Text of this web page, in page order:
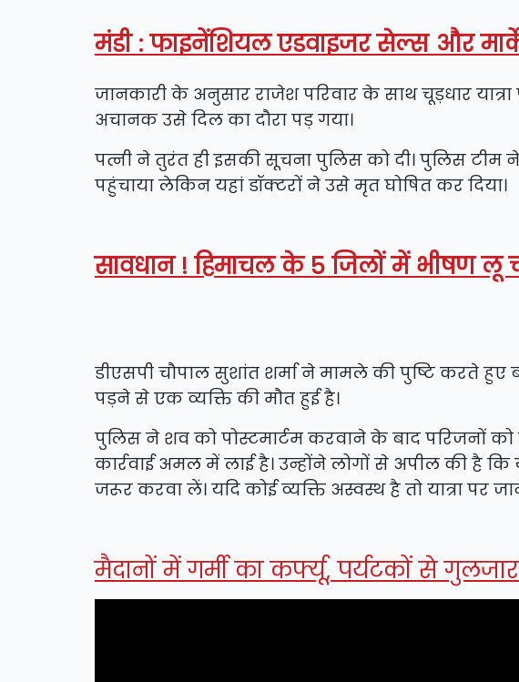
मंडी : फाइनेंशियल एडवाइजर सेल्स और
जानकारी के अनुसार राजेश परिवार के साथ चूड़धार
अचानक उसे दिल का दौरा पड़ गया।
पत्नी ने तुरंत ही इसकी सूचना पुलिस को दी। पुलिस
पहुंचाया लेकिन यहां डॉक्टरों ने उसे मृत घोषित कर दिया।
सावधान ! हिमाचल के 5 जिलों में भीषण लू
डीएसपी चौपाल सुशांत शर्मा ने मामले की पुष्टि करते हुए
पड़ने से एक व्यक्ति की मौत हुई है।
पुलिस ने शव को पोस्टमार्टम करवाने के बाद परिजनों
कार्रवाई अमल में लाई है। उन्होंने लोगों से अपील की है
जरूर करवा लें। यदि कोई व्यक्ति अस्वस्थ है तो यात्रा पर
मैदानों में गर्मी का कर्फ्यू, पर्यटकों से